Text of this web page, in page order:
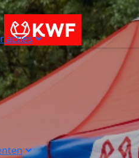
acties